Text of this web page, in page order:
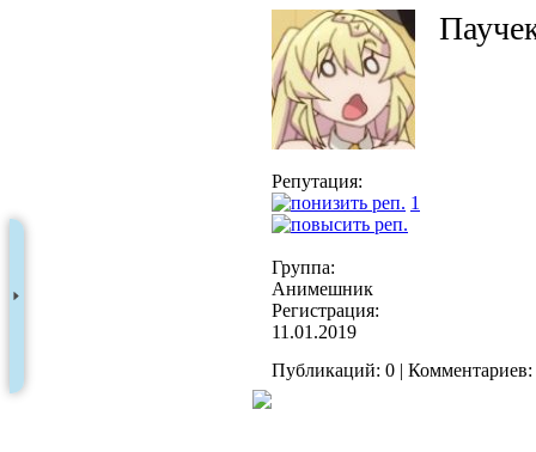
Репутация:
1
Группа:
Анимешник
Регистрация:
11.01.2019
Публикаций: 0 | Комментариев: